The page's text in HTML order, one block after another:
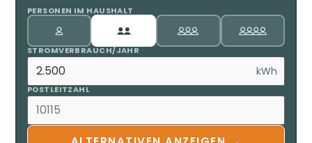
PERSONEN IM HAUSHALT
STROMVERBRAUCH/JAHR
kWh
POSTLEITZAHL